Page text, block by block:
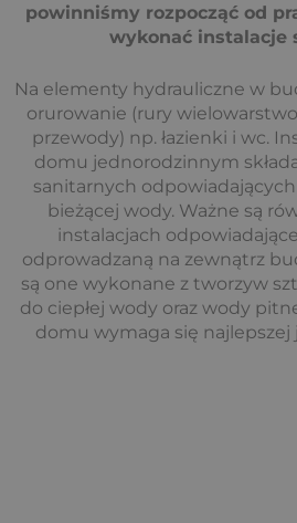
powinniśmy rozpocząć od
wykonać instalacje
Na elementy hydrauliczne w
orurowanie (rury
przewody) np. łazienki i wc.
domu jednorodzinnym
sanitarnych
bieżącej wody. Ważne są
instalacjach
odprowadzaną na zewnątrz
są one wykonane z tworzyw
do ciepłej wody oraz wody
domu wymaga się najlepszej